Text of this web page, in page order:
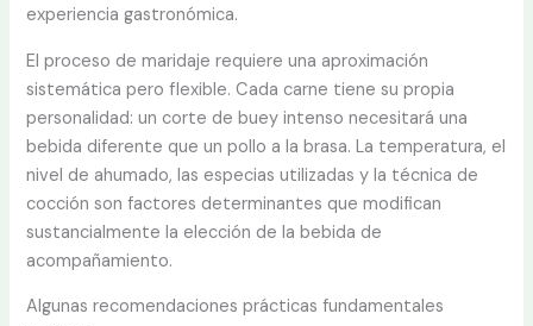
experiencia gastronómica.
El proceso de maridaje requiere una aproximación
sistemática pero flexible. Cada carne tiene su propia
personalidad: un corte de buey intenso necesitará una
bebida diferente que un pollo a la brasa. La temperatura, el
nivel de ahumado, las especias utilizadas y la técnica de
cocción son factores determinantes que modifican
sustancialmente la elección de la bebida de
acompañamiento.
Algunas recomendaciones prácticas fundamentales